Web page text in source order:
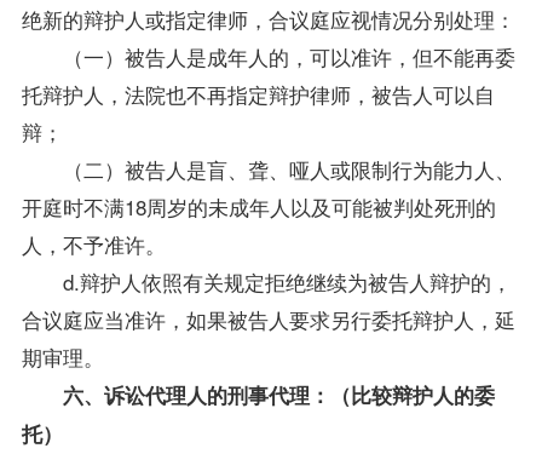
绝新的辩护人或指定律师，合议庭应视情况分别处理：
（一）被告人是成年人的，可以准许，但不能再委
托辩护人，法院也不再指定辩护律师，被告人可以自
辩；
（二）被告人是盲、聋、哑人或限制行为能力人、
开庭时不满18周岁的未成年人以及可能被判处死刑的
人，不予准许。
d.辩护人依照有关规定拒绝继续为被告人辩护的，
合议庭应当准许，如果被告人要求另行委托辩护人，延
期审理。
六、诉讼代理人的刑事代理：（比较辩护人的委
托）